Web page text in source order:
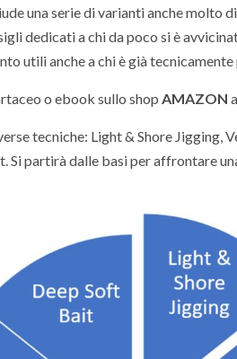
una serie di varianti anche
dedicati a chi da poco si è
utili anche a chi è già
o ebook sullo shop AMAZON
tecniche: Light & Shore Jigging,
Si partirà dalle basi per affrontare